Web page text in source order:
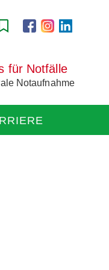
für Notfälle
Notaufnahme